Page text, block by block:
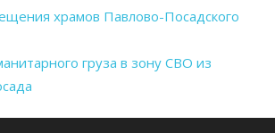
храмов Павлово-Посадского
груза в зону СВО из